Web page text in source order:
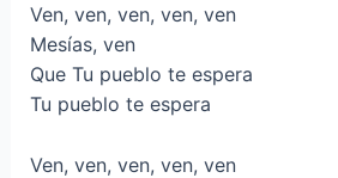
Ven, ven, ven, ven, ven
Mesías, ven
Que Tu pueblo te espera
Tu pueblo te espera
Ven, ven, ven, ven, ven